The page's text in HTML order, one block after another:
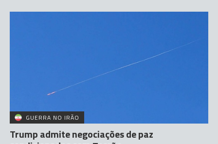
GUERRA NO IRÃO
Trump admite negociações de paz